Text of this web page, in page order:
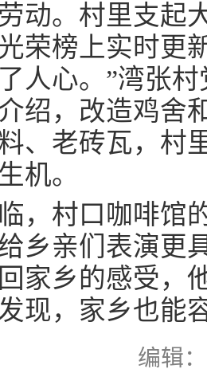
动。村里支起
荣榜上实时更
人心。”湾张
绍，改造鸡舍
、老砖瓦，村
机。
，村口咖啡馆
乡亲们表演更
家乡的感受，
现，家乡也能
编辑